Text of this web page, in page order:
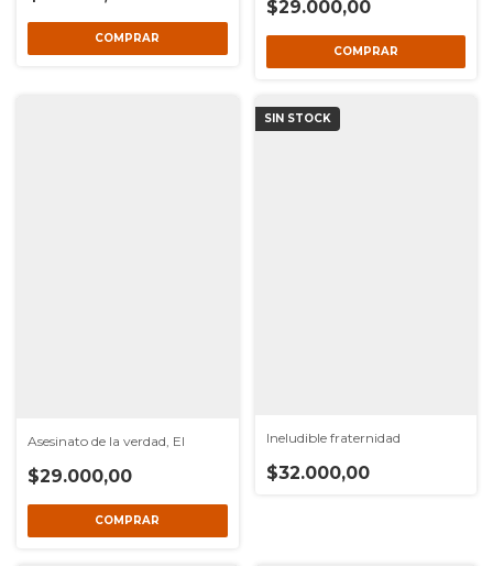
$29.000,00
Asesinato de la verdad, El
$29.000,00
SIN STOCK
Ineludible fraternidad
$32.000,00